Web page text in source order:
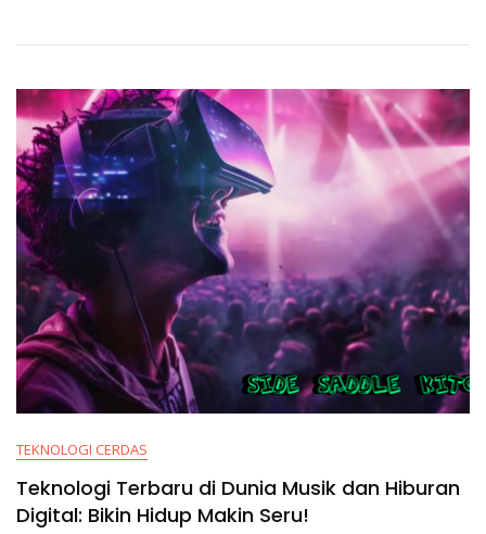
TEKNOLOGI CERDAS
Teknologi Terbaru di Dunia Musik dan Hiburan
Digital: Bikin Hidup Makin Seru!